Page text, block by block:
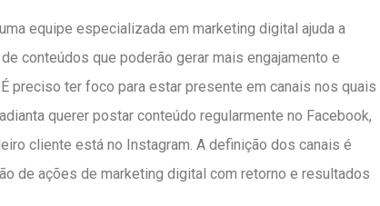
equipe especializada em marketing digital ajuda a
conteúdos que poderão gerar mais engajamento e
preciso ter foco para estar presente em canais nos quais
querer postar conteúdo regularmente no Facebook,
cliente está no Instagram. A definição dos canais é
de ações de marketing digital com retorno e resultados